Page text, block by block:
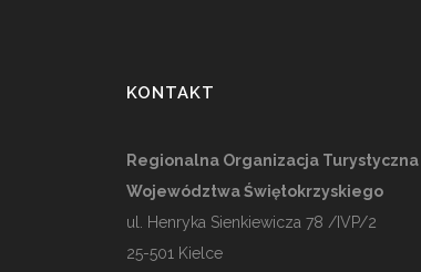
KONTAKT
Regionalna Organizacja Turystyczna
Województwa Świętokrzyskiego
ul. Henryka Sienkiewicza 78 /IVP/2
25-501 Kielce